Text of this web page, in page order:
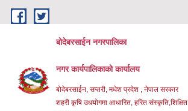
Skip to main content
बोदेबरसाईन नगरपालिका
नगर कार्यपालिकाको कार्यालय
बोदेबरसाईन, सप्तरी, मधेश प्रदेश , नेपाल सरकार
शहरी कृषि उधयोगमा आधारित, हरित संस्कृति,शिक्षित